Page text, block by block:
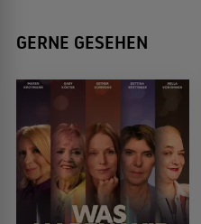
GERNE GESEHEN